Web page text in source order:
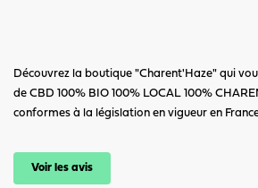
Découvrez la boutique "Charent'Haze" qui
de CBD 100% BIO 100% LOCAL 100%
conformes à la législation en vigueur en
Voir les avis